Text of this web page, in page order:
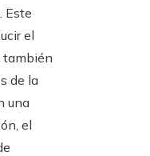
Este
el
también
de la
una
el